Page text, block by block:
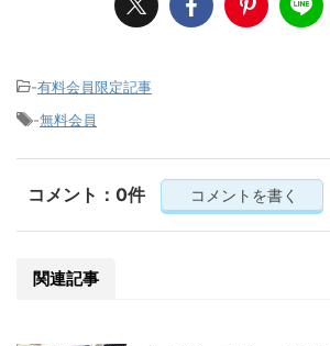
-有料会員限定記事
-無料会員
コメント：0件 コメントを書く
関連記事